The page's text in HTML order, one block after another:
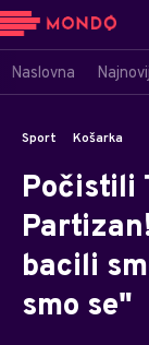
Naslovna
Sport Košarka
Počistili
bacili
smo se"